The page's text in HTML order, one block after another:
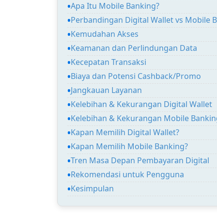
Apa Itu Mobile Banking?
Perbandingan Digital Wallet vs Mobile
Kemudahan Akses
Keamanan dan Perlindungan Data
Kecepatan Transaksi
Biaya dan Potensi Cashback/Promo
Jangkauan Layanan
Kelebihan & Kekurangan Digital Wallet
Kelebihan & Kekurangan Mobile
Kapan Memilih Digital Wallet?
Kapan Memilih Mobile Banking?
Tren Masa Depan Pembayaran Digital
Rekomendasi untuk Pengguna
Kesimpulan